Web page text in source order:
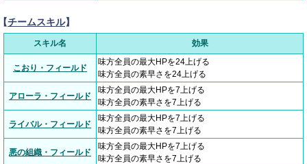
チームスキル】
スキル名 効果
こおり・フィールド
味方全員の最大HPを24上げる
味方全員の素早さを24上げる
アローラ・フィールド
味方全員の最大HPを7上げる
味方全員の素早さを7上げる
ライバル・フィールド
味方全員の最大HPを7上げる
味方全員の素早さを7上げる
悪の組織・フィールド
味方全員の最大HPを7上げる
味方全員の素早さを7上げる